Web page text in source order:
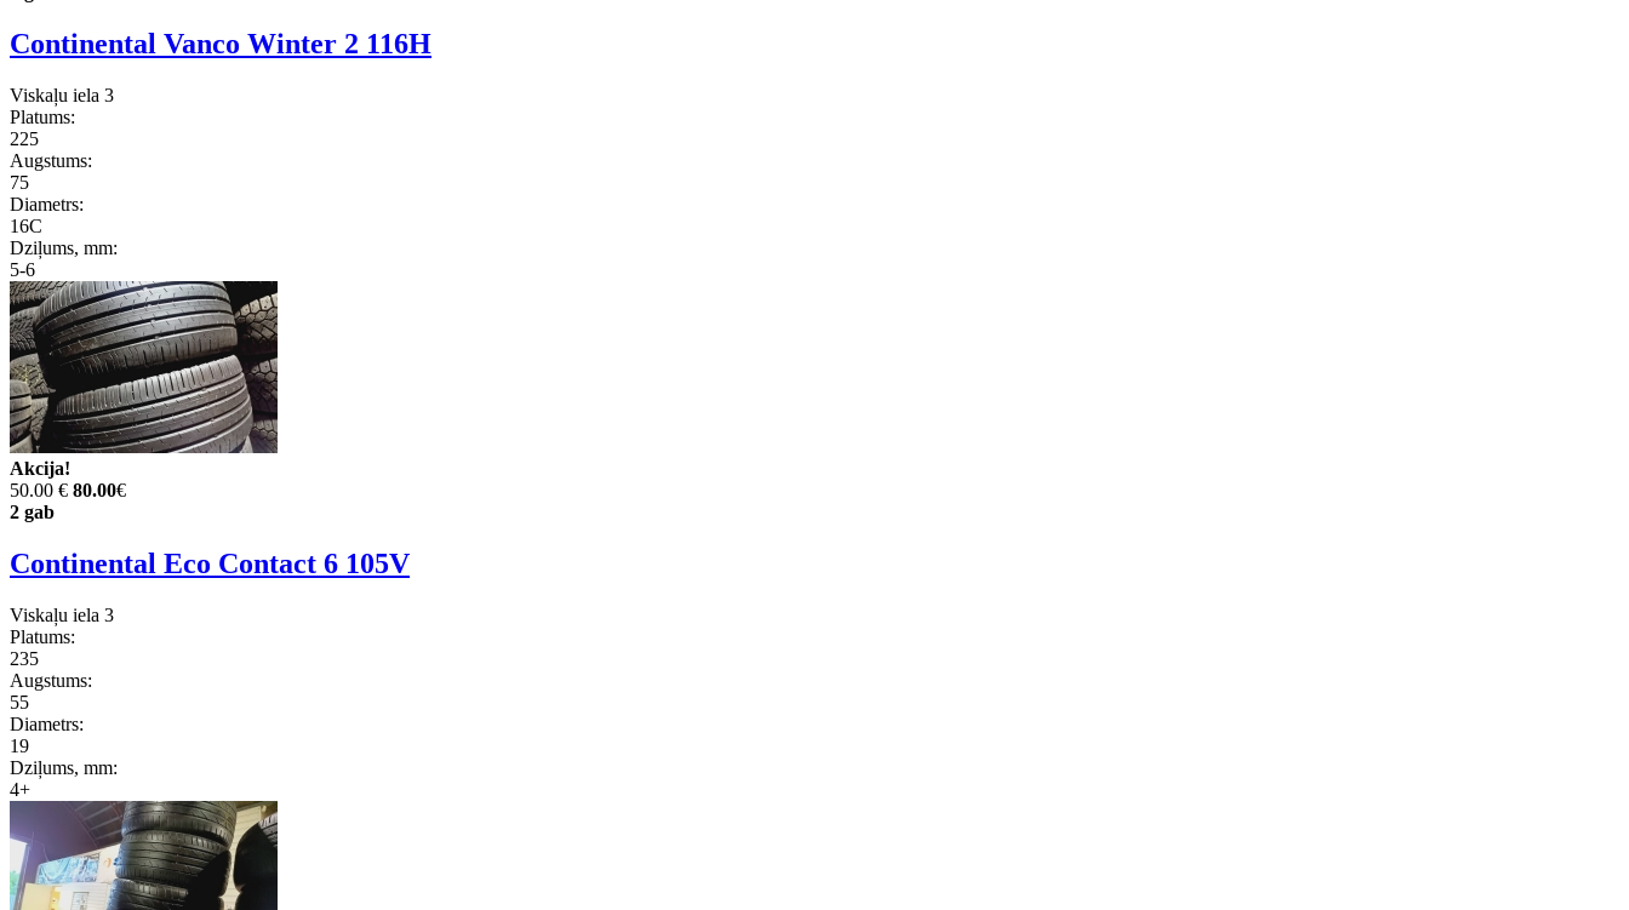
Continental Vanco Winter 2 116H
Viskaļu iela 3
Platums:
225
Augstums:
75
Diametrs:
16C
Dziļums, mm:
5-6
Akcija!
50.00 € 80.00€
2 gab
Continental Eco Contact 6 105V
Viskaļu iela 3
Platums:
235
Augstums:
55
Diametrs:
19
Dziļums, mm:
4+